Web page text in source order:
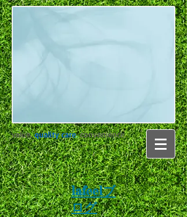
value.quality care.convenience.
lafeelブ
ログ